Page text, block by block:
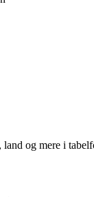
land og mere i